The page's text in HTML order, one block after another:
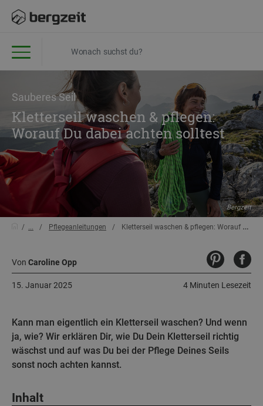
Sauberes Seil
Kletterseil waschen & pflegen:
Worauf Du dabei achten solltest
Bergzeit
... Pflegeanleitungen Kletterseil waschen & pflegen: Worauf Du dabei achten solltest
Von Caroline Opp
4 Minuten Lesezeit
15. Januar 2025
Kann man eigentlich ein Kletterseil waschen? Und wenn
ja, wie? Wir erklären Dir, wie Du Dein Kletterseil richtig
wäschst und auf was Du bei der Pflege Deines Seils
sonst noch achten kannst.
Inhalt